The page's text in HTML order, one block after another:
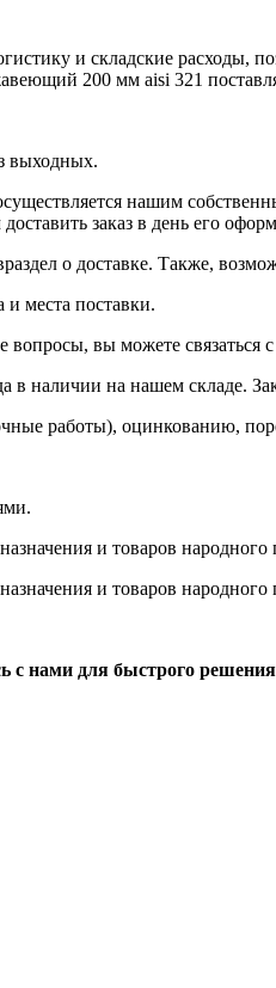
и складские
200 мм aisi 321
выходных.
нашим
заказ в день его
раздел о доставке. Также,
и места поставки.
вопросы, вы можете связаться
в наличии на нашем складе.
работы), оцинкованию,
и товаров
и товаров народного
с нами для быстрого